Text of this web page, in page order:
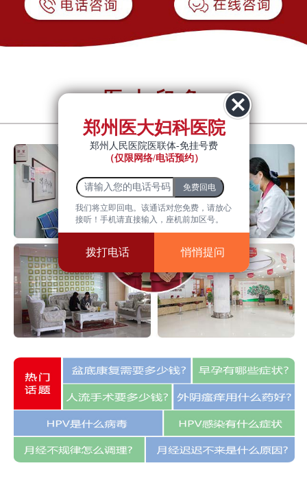
医大印象
郑州医大妇科医院
郑州人民医院医联体-免挂号费
（仅限网络/电话预约）
我们将立即回电。该通话对您免费，请放心
接听！手机请直接输入，座机前加区号。
拨打电话 悄悄提问